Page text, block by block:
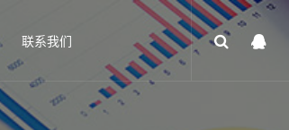
联系我们